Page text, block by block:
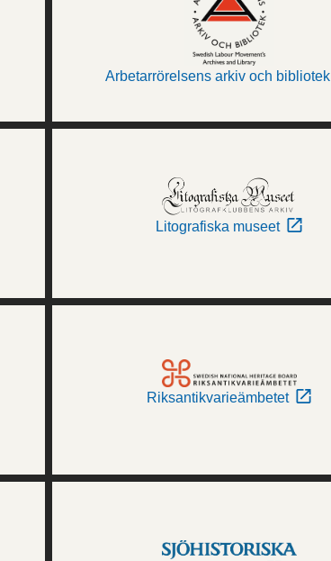
Arbetarrörelsens arkiv och bibliotek
Litografiska museet
Riksantikvarieämbetet